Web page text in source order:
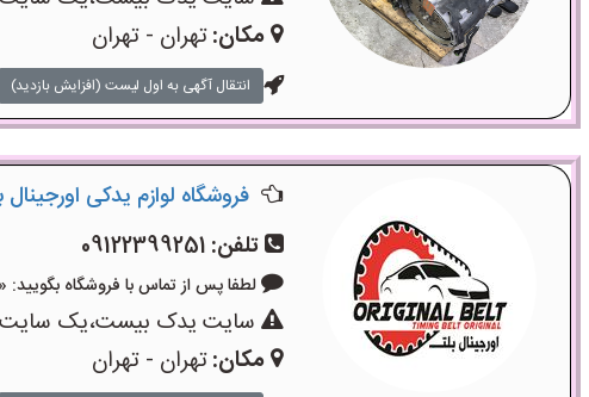
مکان:تهران - تهران
انتقال آگهی به اول لیست (افزایش بازدید)
فروشگاه لوازم یدکی
تلفن: 09122399251
لطفا پس از تماس با فروشگاه بگویید:
سایت یدک بیست،یک سایت
مکان:تهران - تهران